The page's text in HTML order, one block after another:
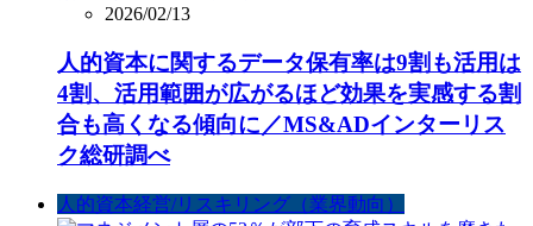
2026/02/13
人的資本に関するデータ保有率は9割も活用は
4割、活用範囲が広がるほど効果を実感する割
合も高くなる傾向に／MS&ADインターリス
ク総研調べ
人的資本経営/リスキリング（業界動向）